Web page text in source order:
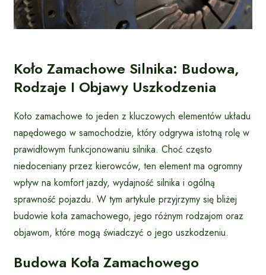
Koło Zamachowe Silnika: Budowa,
Rodzaje I Objawy Uszkodzenia
Koło zamachowe to jeden z kluczowych elementów układu
napędowego w samochodzie, który odgrywa istotną rolę w
prawidłowym funkcjonowaniu silnika. Choć często
niedoceniany przez kierowców, ten element ma ogromny
wpływ na komfort jazdy, wydajność silnika i ogólną
sprawność pojazdu. W tym artykule przyjrzymy się bliżej
budowie koła zamachowego, jego różnym rodzajom oraz
objawom, które mogą świadczyć o jego uszkodzeniu.
Budowa Koła Zamachowego